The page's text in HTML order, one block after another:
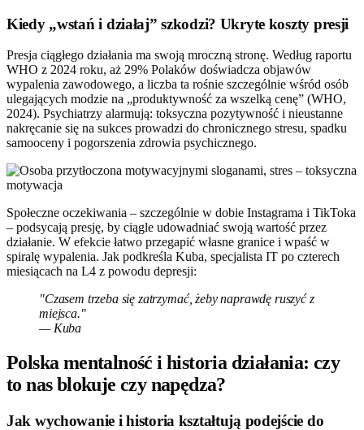
Kiedy „wstań i działaj” szkodzi? Ukryte koszty presji
Presja ciągłego działania ma swoją mroczną stronę. Według raportu
WHO z 2024 roku, aż 29% Polaków doświadcza objawów
wypalenia zawodowego, a liczba ta rośnie szczególnie wśród osób
ulegających modzie na „produktywność za wszelką cenę” (WHO,
2024). Psychiatrzy alarmują: toksyczna pozytywność i nieustanne
nakręcanie się na sukces prowadzi do chronicznego stresu, spadku
samooceny i pogorszenia zdrowia psychicznego.
Społeczne oczekiwania – szczególnie w dobie Instagrama i TikToka
– podsycają presję, by ciągle udowadniać swoją wartość przez
działanie. W efekcie łatwo przegapić własne granice i wpaść w
spiralę wypalenia. Jak podkreśla Kuba, specjalista IT po czterech
miesiącach na L4 z powodu depresji:
"Czasem trzeba się zatrzymać, żeby naprawdę ruszyć z
miejsca."
— Kuba
Polska mentalność i historia działania: czy
to nas blokuje czy napędza?
Jak wychowanie i historia kształtują podejście do